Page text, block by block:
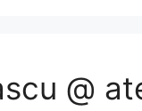
@